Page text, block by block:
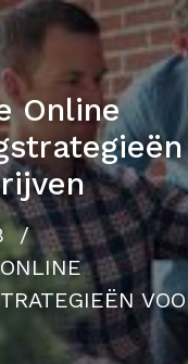
Online
/